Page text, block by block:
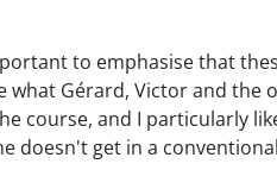
to emphasise that
what Gérard, Victor and the
course, and I particularly
doesn't get in a